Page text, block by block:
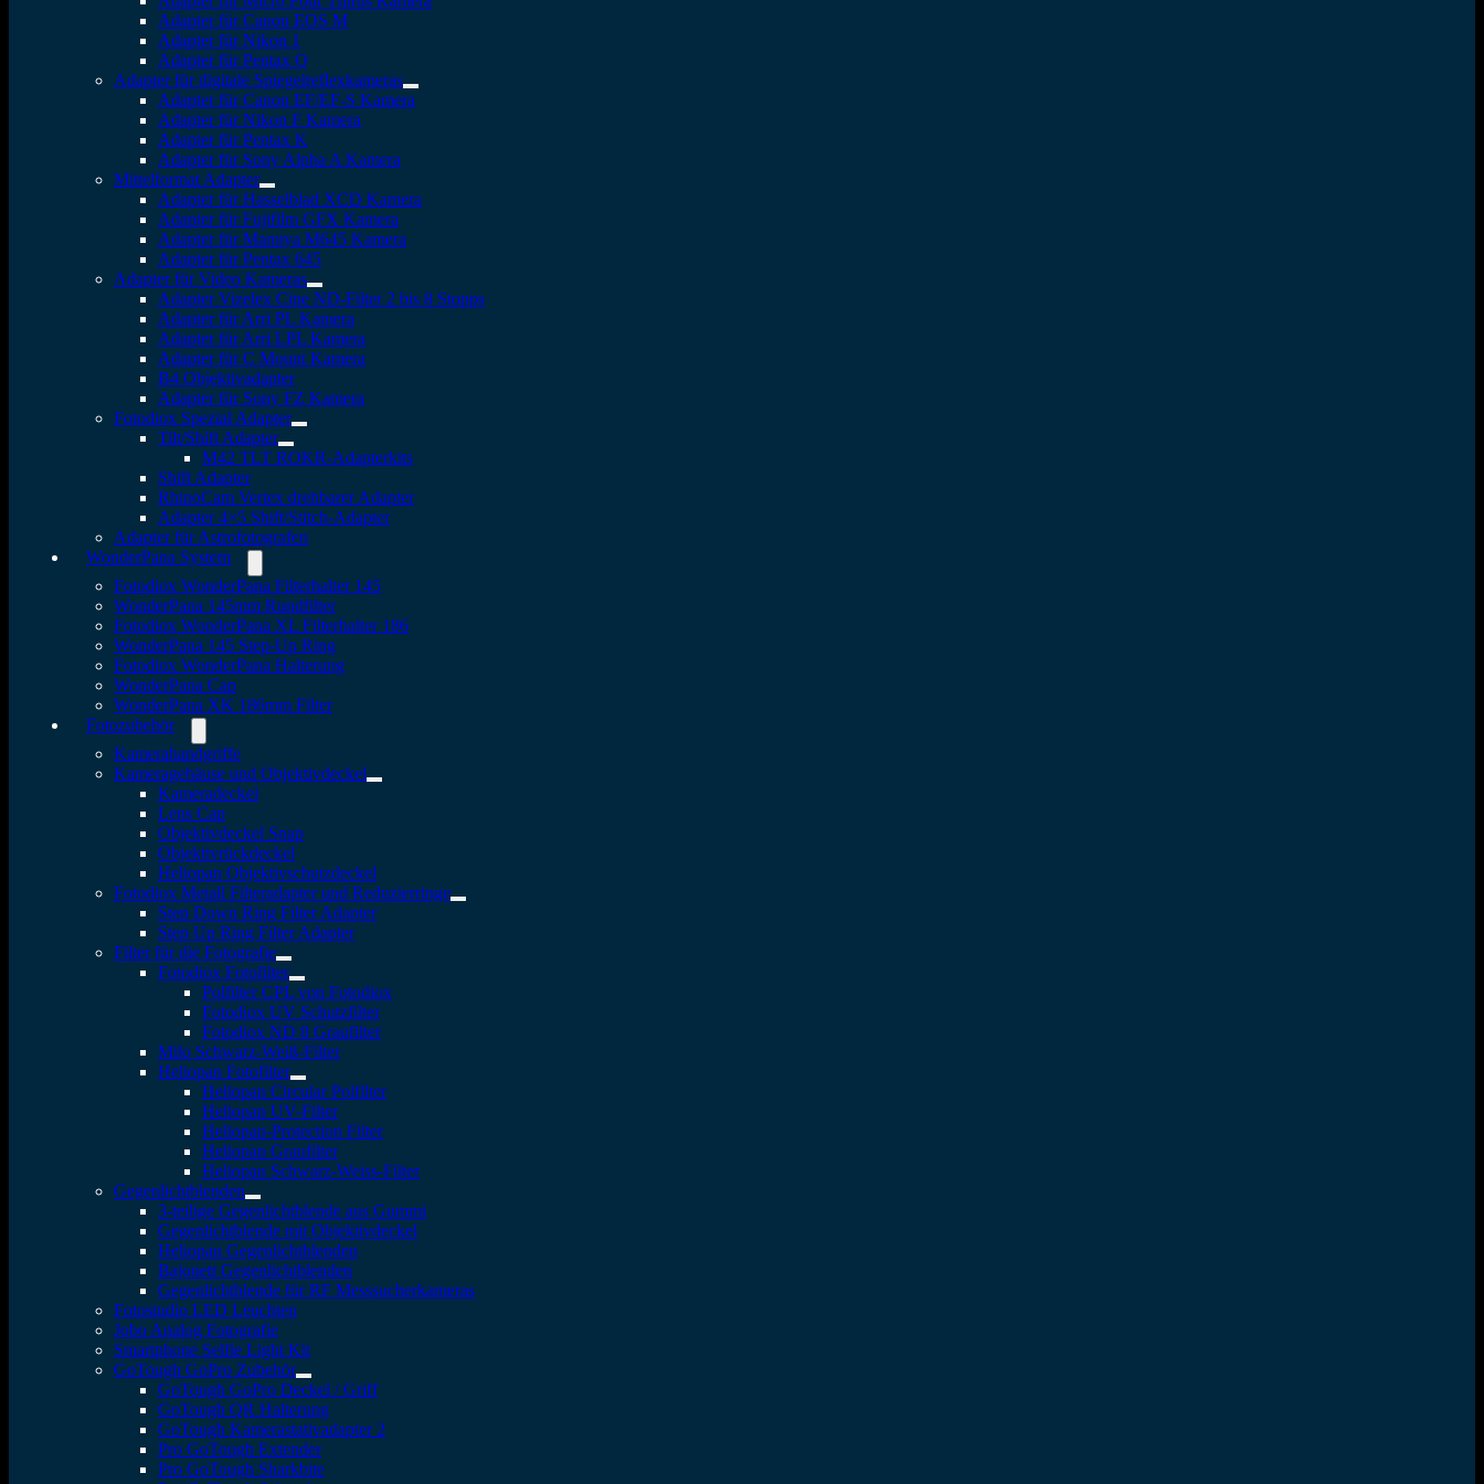
Adapter für Canon EOS M
Adapter für Nikon 1
Adapter für Pentax Q
Adapter für digitale Spiegelreflexkameras
Adapter für Canon EF/EF-S Kamera
Adapter für Nikon F Kamera
Adapter für Pentax K
Adapter für Sony Alpha A Kamera
Mittelformat Adapter
Adapter für Hasselblad XCD Kamera
Adapter für Fujifilm GFX Kamera
Adapter für Mamiya M645 Kamera
Adapter für Pentax 645
Adapter für Video Kameras
Adapter Vizelex Cine ND-Filter 2 bis 8 Stopps
Adapter für Arri PL Kamera
Adapter für Arri LPL Kamera
Adapter für C Mount Kamera
B4 Objektivadapter
Adapter für Sony FZ Kamera
Fotodiox Spezial Adapter
Tilt/Shift Adapter
M42 TLT ROKR-Adapterkits
Shift Adapter
RhinoCam Vertex drehbarer Adapter
Adapter 4×5 Shift/Stitch-Adapter
Adapter für Astrofotografen
WonderPana System
Fotodiox WonderPana Filterhalter 145
WonderPana 145mm Rundfilter
Fotodiox WonderPana XL Filterhalter 186
WonderPana 145 Step-Up Ring
Fotodiox WonderPana Halterung
WonderPana Cap
WonderPana XK 186mm Filter
Fotozubehör
Kamerahandgriffe
Kameragehäuse und Objektivdeckel
Kameradeckel
Lens Cap
Objektivdeckel Snap
Objektivrückdeckel
Heliopan Objektivschutzdeckel
Fotodiox Metall Filteradapter und Reduzierringe
Step Down Ring Filter Adapter
Step Up Ring Filter Adapter
Filter für die Fotografie
Fotodiox Fotofilter
Polfilter CPL von Fotodiox
Fotodiox UV Schutzfilter
Fotodiox ND 8 Graufilter
Milo Schwarz-Weiß-Filter
Heliopan Fotofilter
Heliopan Circular Polfilter
Heliopan UV-Filter
Heliopan-Protection Filter
Heliopan Graufilter
Heliopan Schwarz-Weiss-Filter
Gegenlichtblenden
3-teilige Gegenlichtblende aus Gummi
Gegenlichtblende mit Objektivdeckel
Heliopan Gegenlichtblenden
Bajonett Gegenlichtblenden
Gegenlichtblende für RF Messsucherkameras
Fotostudio LED Leuchten
Jobo Analog Fotografie
Smartphone Selfie Light Kit
GoTough GoPro Zubehör
GoTough GoPro Deckel / Griff
GoTough QR Halterung
GoTough Kamerastativadapter 2
Pro GoTough Extender
Pro GoTough Sharkbite